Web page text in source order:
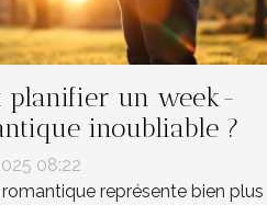
planifier un week-
inoubliable ?
08:22
représente bien plus